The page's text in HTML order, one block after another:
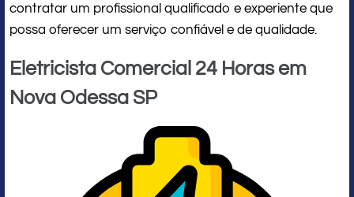
contratar um profissional qualificado e experiente que
possa oferecer um serviço confiável e de qualidade.
Eletricista Comercial 24 Horas em
Nova Odessa SP